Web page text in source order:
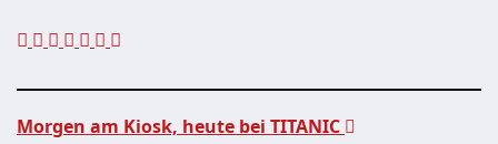
Morgen am Kiosk, heute bei TITANIC